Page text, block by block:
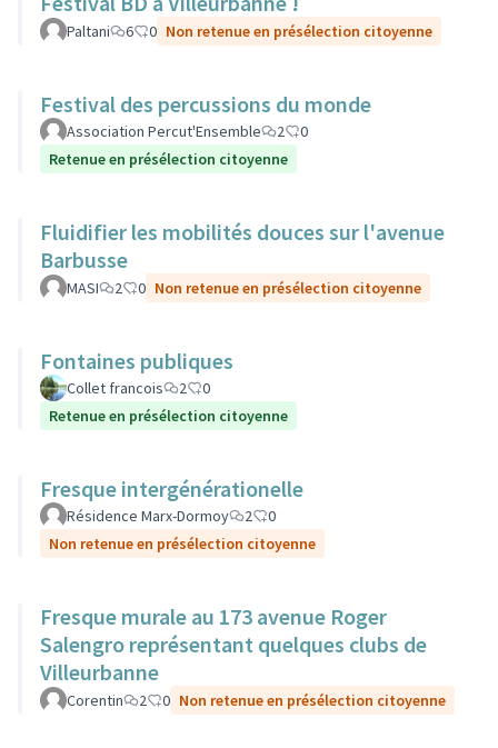
Paltani 6 0 Non retenue en présélection citoyenne
Festival des percussions du monde
Association Percut'Ensemble 2
0
Retenue en présélection citoyenne
Fluidifier les mobilités douces sur l'avenue
Barbusse
MASI 2 0 Non retenue en présélection citoyenne
Fontaines publiques
Collet francois 2
0
Retenue en présélection citoyenne
Fresque intergénérationelle
Résidence Marx-Dormoy 2
0
Non retenue en présélection citoyenne
Fresque murale au 173 avenue Roger
Salengro représentant quelques clubs de
Villeurbanne
Corentin 2 0 Non retenue en présélection citoyenne